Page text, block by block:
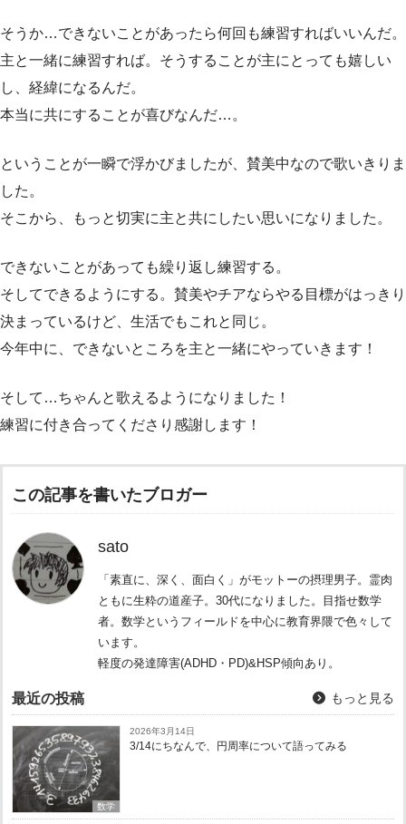
そうか…できないことがあったら何回も練習すればいいんだ。
主と一緒に練習すれば。そうすることが主にとっても嬉しい
し、経緯になるんだ。
本当に共にすることが喜びなんだ…。
ということが一瞬で浮かびましたが、賛美中なので歌いきりま
した。
そこから、もっと切実に主と共にしたい思いになりました。
できないことがあっても繰り返し練習する。
そしてできるようにする。賛美やチアならやる目標がはっきり
決まっているけど、生活でもこれと同じ。
今年中に、できないところを主と一緒にやっていきます！
そして…ちゃんと歌えるようになりました！
練習に付き合ってくださり感謝します！
この記事を書いたブロガー
sato
「素直に、深く、面白く」がモットーの摂理男子。霊肉
ともに生粋の道産子。30代になりました。目指せ数学
者。数学というフィールドを中心に教育界隈で色々して
います。
軽度の発達障害(ADHD・PD)&HSP傾向あり。
最近の投稿 もっと見る
数学
2026年3月14日
3/14にちなんで、円周率について語ってみる